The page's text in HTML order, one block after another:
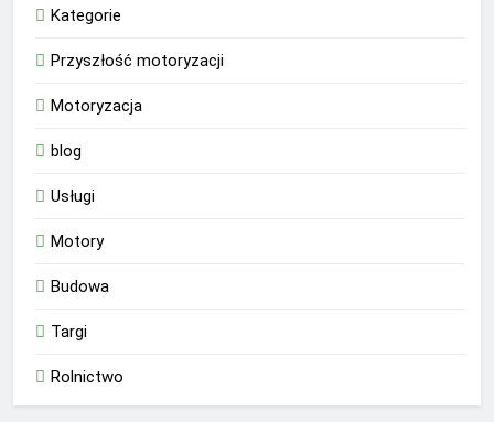
Kategorie
Przyszłość motoryzacji
Motoryzacja
blog
Usługi
Motory
Budowa
Targi
Rolnictwo